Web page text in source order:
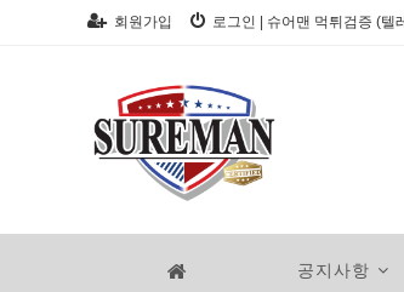
회원가입 로그인 슈어맨 먹튀검증 (텔
공지사항